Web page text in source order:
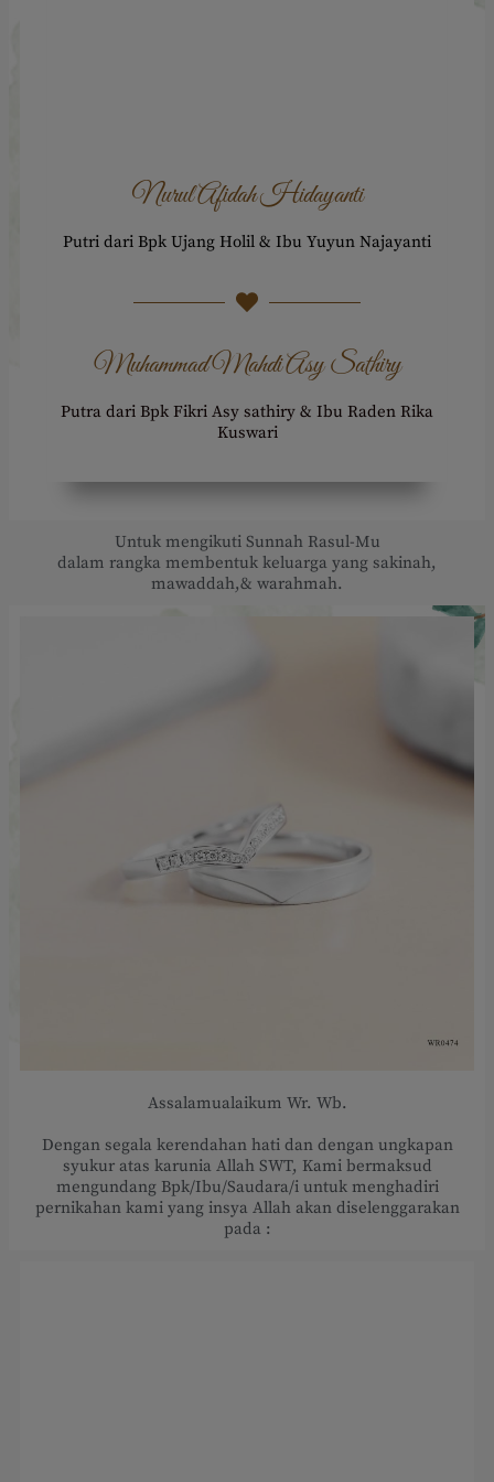
Nurul Afidah Hidayanti
Putri dari Bpk Ujang Holil & Ibu Yuyun Najayanti
Muhammad Mahdi Asy Sathiry
Putra dari Bpk Fikri Asy sathiry & Ibu Raden Rika
Kuswari
Untuk mengikuti Sunnah Rasul-Mu
dalam rangka membentuk keluarga yang sakinah,
mawaddah,& warahmah.
Assalamualaikum Wr. Wb.
Dengan segala kerendahan hati dan dengan ungkapan
syukur atas karunia Allah SWT, Kami bermaksud
mengundang Bpk/Ibu/Saudara/i untuk menghadiri
pernikahan kami yang insya Allah akan diselenggarakan
pada :